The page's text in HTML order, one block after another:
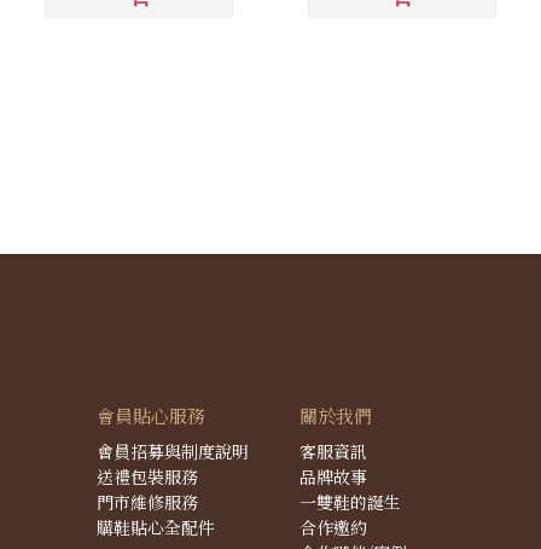
會員貼心服務
會員招募與制度說明
送禮包裝服務
門市維修服務
購鞋貼心全配件
關於我們
客服資訊
品牌故事
一雙鞋的誕生
合作邀約